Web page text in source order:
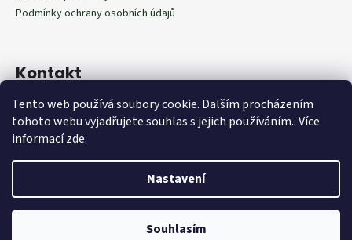
Tento web používá soubory cookie. Dalším procházením
tohoto webu vyjadřujete souhlas s jejich používáním.. Více
informacízde.
Nastavení
Souhlasím
Podmínky ochrany osobních údajů
Kontakt
602292598
602292598
Outdoorista.cz. Všechna práva vyhrazena.